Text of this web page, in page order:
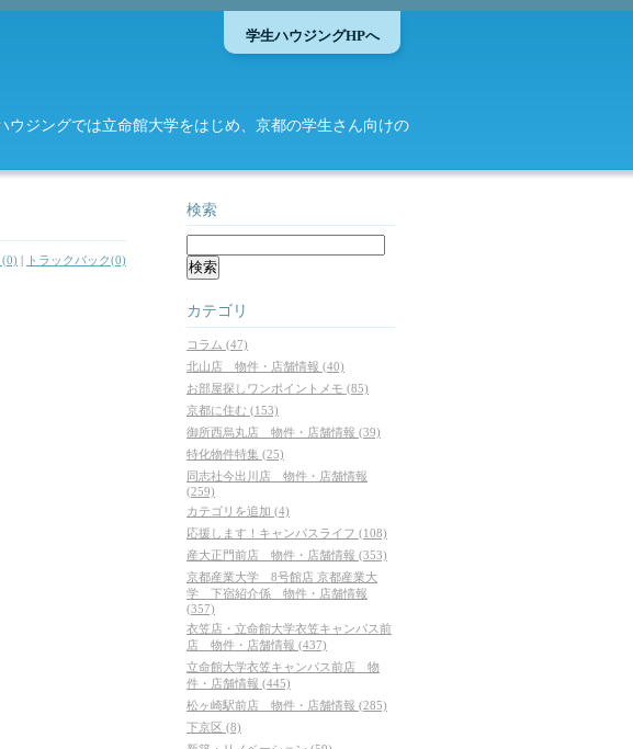
ジングでは立命館大学をはじめ、京都の学生さん向けの
学生ハウジングHPへ
(0) | トラックバック(0)
検索
カテゴリ
コラム (47)
北山店 物件・店舗情報 (40)
お部屋探しワンポイントメモ (85)
京都に住む (153)
御所西烏丸店 物件・店舗情報 (39)
特化物件特集 (25)
同志社今出川店 物件・店舗情報
(259)
カテゴリを追加 (4)
応援します！キャンパスライフ (108)
産大正門前店 物件・店舗情報 (353)
京都産業大学 8号館店 京都産業大
学 下宿紹介係 物件・店舗情報
(357)
衣笠店・立命館大学衣笠キャンパス前
店 物件・店舗情報 (437)
立命館大学衣笠キャンパス前店 物
件・店舗情報 (445)
松ヶ崎駅前店 物件・店舗情報 (285)
下京区 (8)